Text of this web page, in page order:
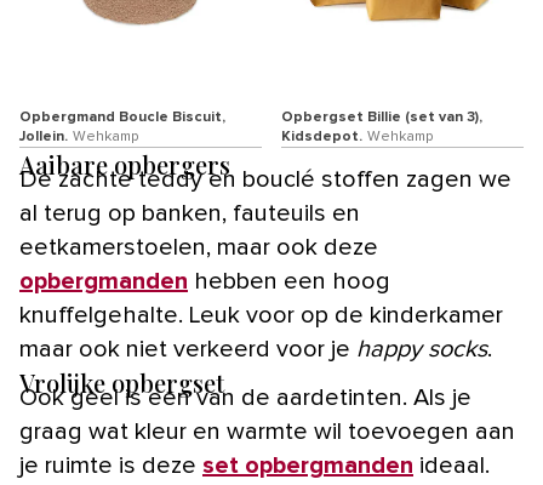
Opbergmand Boucle Biscuit,
Jollein. Wehkamp
Opbergset Billie (set van 3),
Kidsdepot. Wehkamp
Aaibare opbergers
De zachte teddy en bouclé stoffen zagen we
al terug op banken, fauteuils en
eetkamerstoelen, maar ook deze
opbergmanden hebben een hoog
knuffelgehalte. Leuk voor op de kinderkamer
maar ook niet verkeerd voor je happy socks.
Vrolijke opbergset
Ook geel is een van de aardetinten. Als je
graag wat kleur en warmte wil toevoegen aan
je ruimte is deze set opbergmanden ideaal.